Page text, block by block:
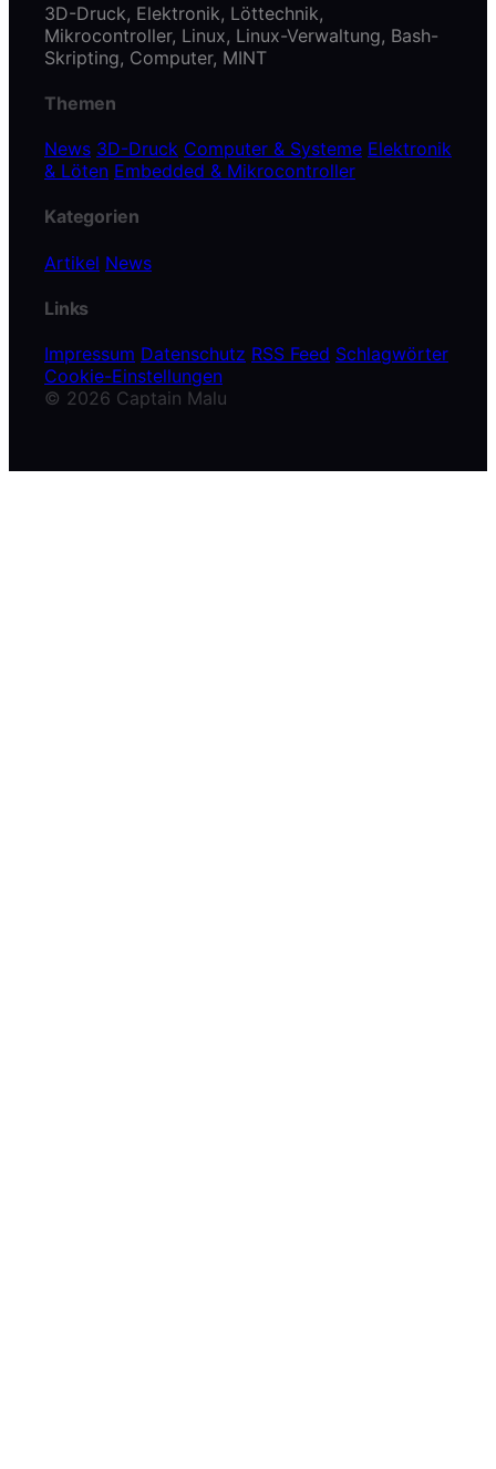
3D-Druck, Elektronik, Löttechnik,
Mikrocontroller, Linux, Linux-Verwaltung, Bash-
Skripting, Computer, MINT
Themen
News 3D-Druck Computer & Systeme Elektronik
& Löten Embedded & Mikrocontroller
Kategorien
Artikel News
Links
Impressum Datenschutz RSS Feed Schlagwörter
Cookie-Einstellungen
© 2026 Captain Malu